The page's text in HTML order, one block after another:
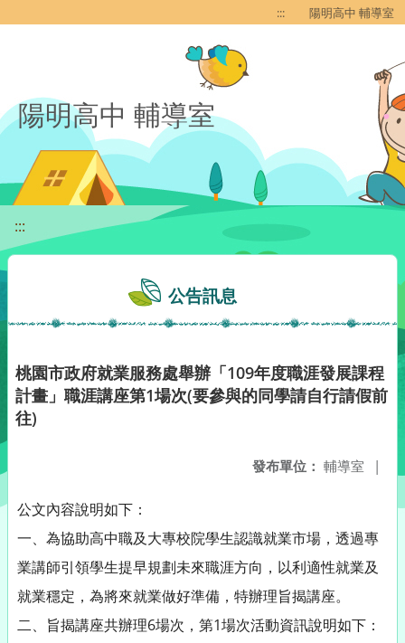
::: 陽明高中 輔導室
陽明高中 輔導室
:::
公告訊息
桃園市政府就業服務處舉辦「109年度職涯發展課程
計畫」職涯講座第1場次(要參與的同學請自行請假前
往)
發布單位： 輔導室 |
公文內容說明如下：
一、為協助高中職及大專校院學生認識就業市場，透過專
業講師引領學生提早規劃未來職涯方向，以利適性就業及
就業穩定，為將來就業做好準備，特辦理旨揭講座。
二、旨揭講座共辦理6場次，第1場次活動資訊說明如下：